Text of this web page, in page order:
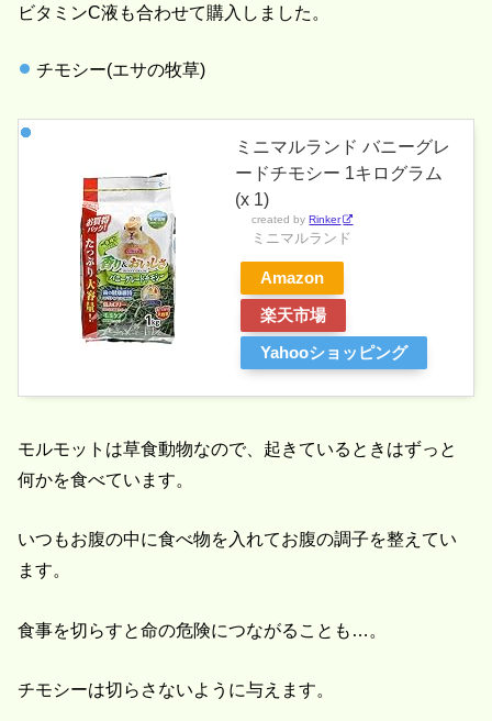
ビタミンC液も合わせて購入しました。
チモシー(エサの牧草)
ミニマルランド バニーグレ
ードチモシー 1キログラム
(x 1)
created byRinker
ミニマルランド
Amazon
楽天市場
Yahooショッピング
モルモットは草食動物なので、起きているときはずっと
何かを食べています。
いつもお腹の中に食べ物を入れてお腹の調子を整えてい
ます。
食事を切らすと命の危険につながることも…。
チモシーは切らさないように与えます。